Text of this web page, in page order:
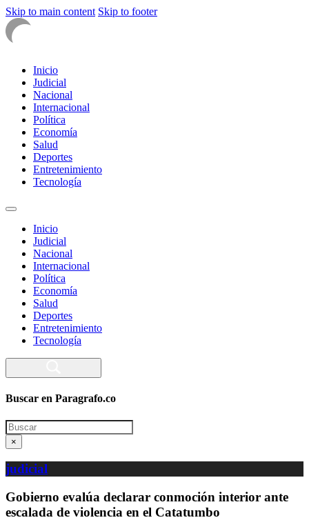
Skip to main content Skip to footer
Inicio
Judicial
Nacional
Internacional
Política
Economía
Salud
Deportes
Entretenimiento
Tecnología
Inicio
Judicial
Nacional
Internacional
Política
Economía
Salud
Deportes
Entretenimiento
Tecnología
Buscar en Paragrafo.co
Search
×
judicial
Gobierno evalúa declarar conmoción interior ante
escalada de violencia en el Catatumbo